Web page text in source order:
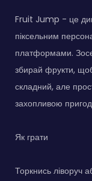
Fruit Jump - це
піксельним
платформами.
збирай фрукти,
складний, але
захопливою
Як грати
Торкнись ліворуч